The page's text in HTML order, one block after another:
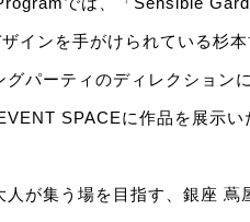
インを手がけられている杉
グパーティのディレクショ
SPACEに作品を展示い
人が集う場を目指す、銀座